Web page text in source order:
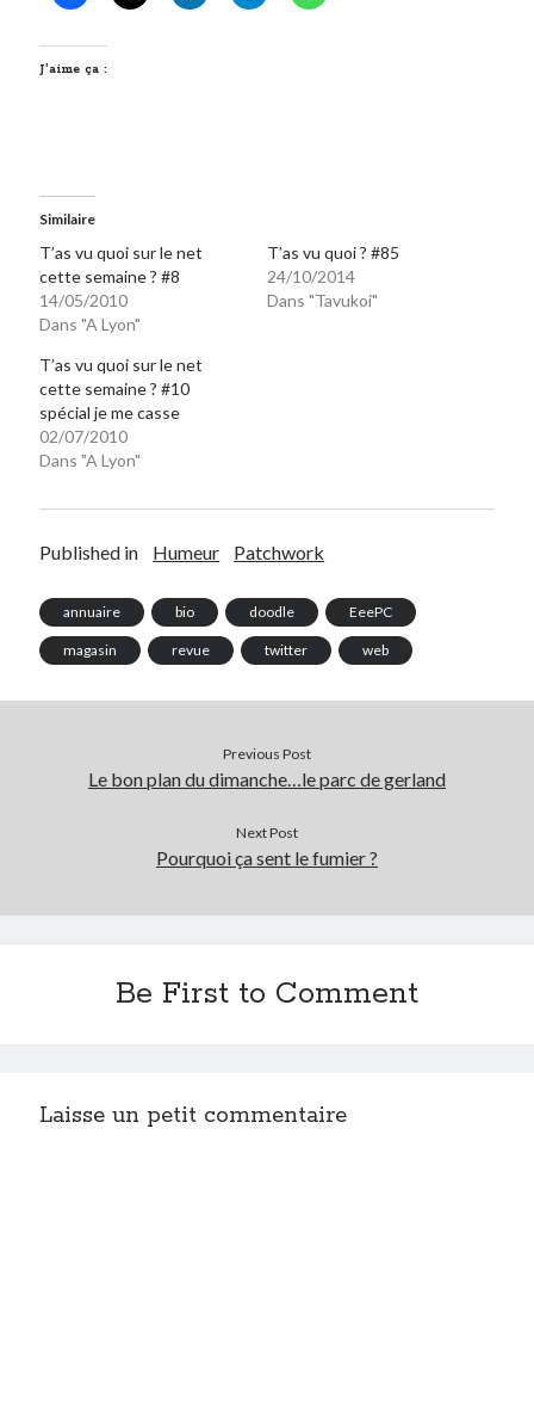
Geek
Green
Mini-monsieur
Non classé
Parole de Follower
Patchwork
Photos
Post inutile
Proust
Sons
Sorties cuculturelles
Vidéos
J’aime ça :
Similaire
T’as vu quoi sur le net
cette semaine ? #8
14/05/2010
Dans "A Lyon"
T’as vu quoi ? #85
24/10/2014
Dans "Tavukoi"
T’as vu quoi sur le net
cette semaine ? #10
spécial je me casse
02/07/2010
Dans "A Lyon"
Published in Humeur Patchwork
annuaire bio doodle EeePC
magasin revue twitter web
Previous Post
Le bon plan du dimanche…le parc de gerland
Next Post
Pourquoi ça sent le fumier ?
Be First to Comment
Laisse un petit commentaire